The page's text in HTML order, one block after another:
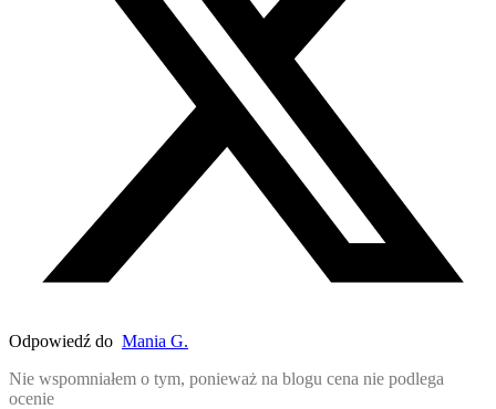
Odpowiedź do Mania G.
Nie wspomniałem o tym, ponieważ na blogu cena nie podlega
ocenie